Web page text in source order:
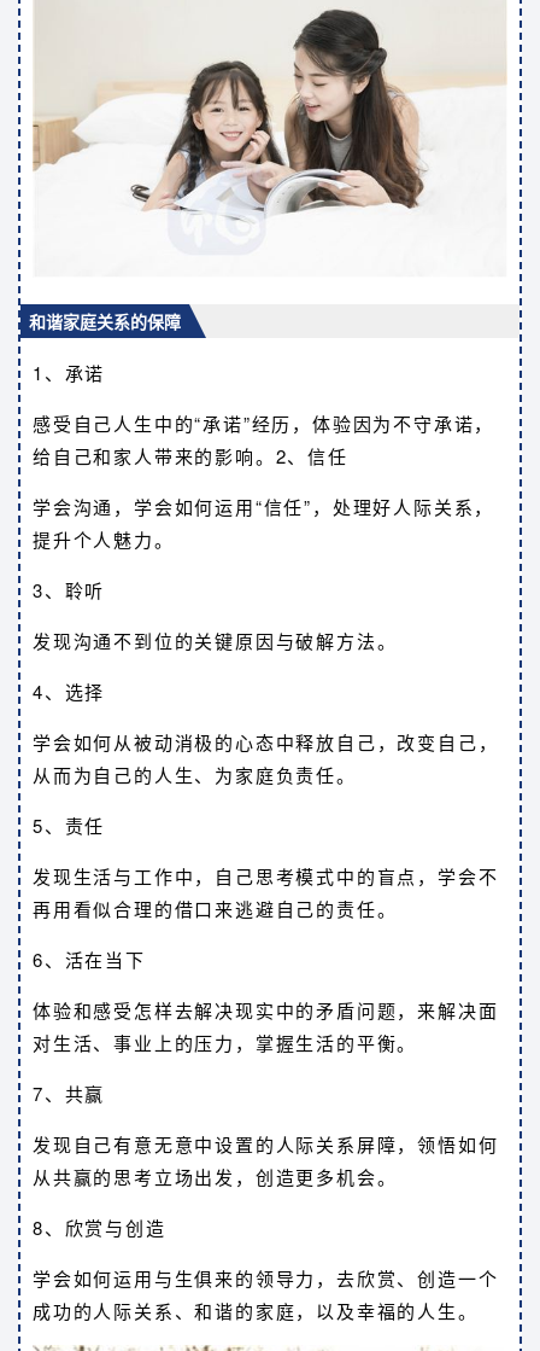
和谐家庭关系的保障
1、承诺
感受自己人生中的“承诺”经历，体验因为不守承诺，
给自己和家人带来的影响。2、信任
学会沟通，学会如何运用“信任”，处理好人际关系，
提升个人魅力。
3、聆听
发现沟通不到位的关键原因与破解方法。
4、选择
学会如何从被动消极的心态中释放自己，改变自己，
从而为自己的人生、为家庭负责任。
5、责任
发现生活与工作中，自己思考模式中的盲点，学会不
再用看似合理的借口来逃避自己的责任。
6、活在当下
体验和感受怎样去解决现实中的矛盾问题，来解决面
对生活、事业上的压力，掌握生活的平衡。
7、共赢
发现自己有意无意中设置的人际关系屏障，领悟如何
从共赢的思考立场出发，创造更多机会。
8、欣赏与创造
学会如何运用与生俱来的领导力，去欣赏、创造一个
成功的人际关系、和谐的家庭，以及幸福的人生。